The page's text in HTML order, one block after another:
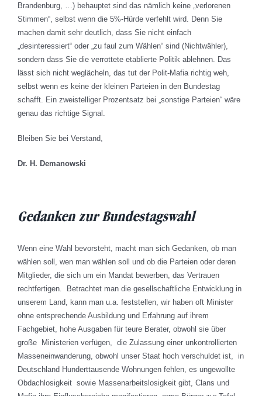
Brandenburg, …) behauptet sind das nämlich keine „verlorenen
Stimmen“, selbst wenn die 5%-Hürde verfehlt wird. Denn Sie
machen damit sehr deutlich, dass Sie nicht einfach
„desinteressiert“ oder „zu faul zum Wählen“ sind (Nichtwähler),
sondern dass Sie die verrottete etablierte Politik ablehnen. Das
lässt sich nicht weglächeln, das tut der Polit-Mafia richtig weh,
selbst wenn es keine der kleinen Parteien in den Bundestag
schafft. Ein zweistelliger Prozentsatz bei „sonstige Parteien“ wäre
genau das richtige Signal.
Bleiben Sie bei Verstand,
Dr. H. Demanowski
Gedanken zur Bundestagswahl
Wenn eine Wahl bevorsteht, macht man sich Gedanken, ob man
wählen soll, wen man wählen soll und ob die Parteien oder deren
Mitglieder, die sich um ein Mandat bewerben, das Vertrauen
rechtfertigen. Betrachtet man die gesellschaftliche Entwicklung in
unserem Land, kann man u.a. feststellen, wir haben oft Minister
ohne entsprechende Ausbildung und Erfahrung auf ihrem
Fachgebiet, hohe Ausgaben für teure Berater, obwohl sie über
große Ministerien verfügen, die Zulassung einer unkontrollierten
Masseneinwanderung, obwohl unser Staat hoch verschuldet ist, in
Deutschland Hunderttausende Wohnungen fehlen, es ungewollte
Obdachlosigkeit sowie Massenarbeitslosigkeit gibt, Clans und